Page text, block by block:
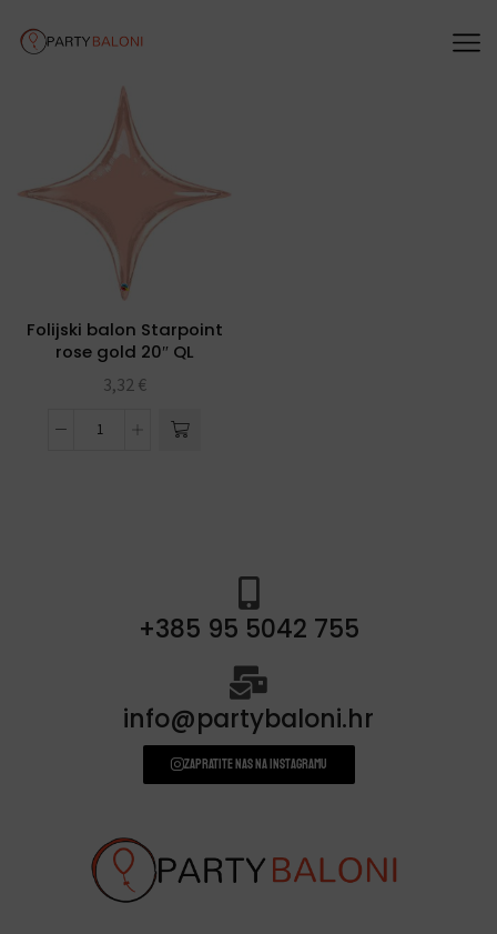
Folijski balon Starpoint
rose gold 20″ QL
3,32 €
+385 95 5042 755
info@partybaloni.hr
Zapratite nas na instagramu